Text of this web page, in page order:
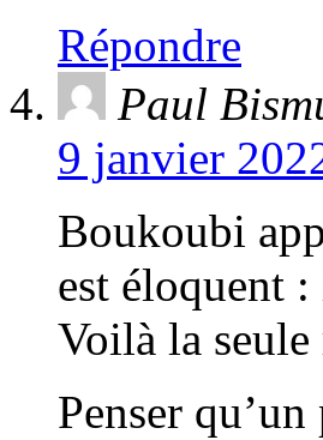
Répondre
Paul
9 janvier
Boukoubi
est éloquent
Voilà la seule
Penser